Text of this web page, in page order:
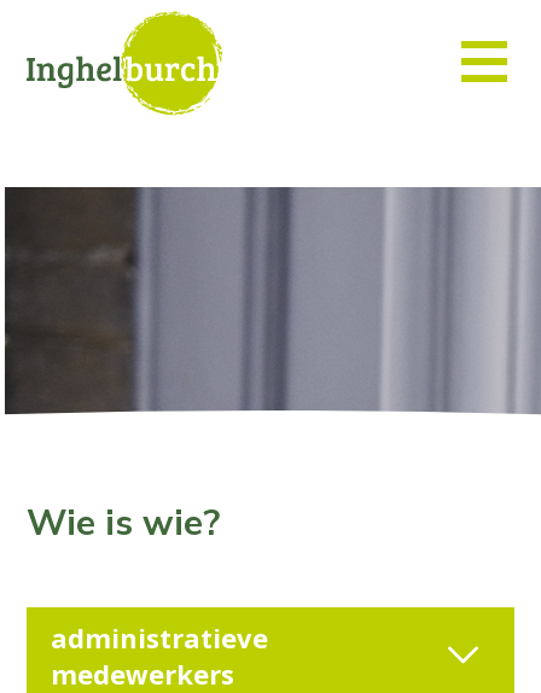
Wie is wie?
administratieve
medewerkers